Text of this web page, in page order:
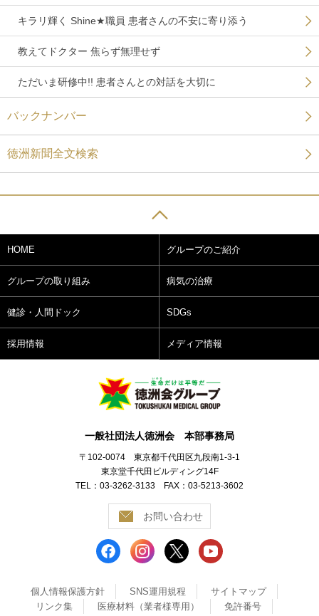
キラリ輝く Shine★職員 患者さんの不安に寄り添う
教えてドクター 焦らず無理せず
ただいま研修中!! 患者さんとの対話を大切に
バックナンバー
徳洲新聞全文検索
HOME グループのご紹介
グループの取り組み 病気の治療
健診・人間ドック SDGs
採用情報 メディア情報
一般社団法人徳洲会 本部事務局
〒102-0074 東京都千代田区九段南1-3-1
東京堂千代田ビルディング14F
TEL：03-3262-3133 FAX：03-5213-3602
お問い合わせ
個人情報保護方針 SNS運用規程
サイトマップ
リンク集
医療材料（業者様専用） 免許番号